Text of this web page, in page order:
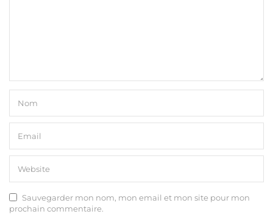
Sauvegarder mon nom, mon email et mon site pour mon
prochain commentaire.